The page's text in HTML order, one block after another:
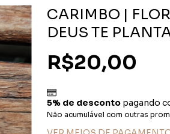
CARIMBO |
DEUS TE
R$20,00
5% de desconto pagando
Não acumulável com outras